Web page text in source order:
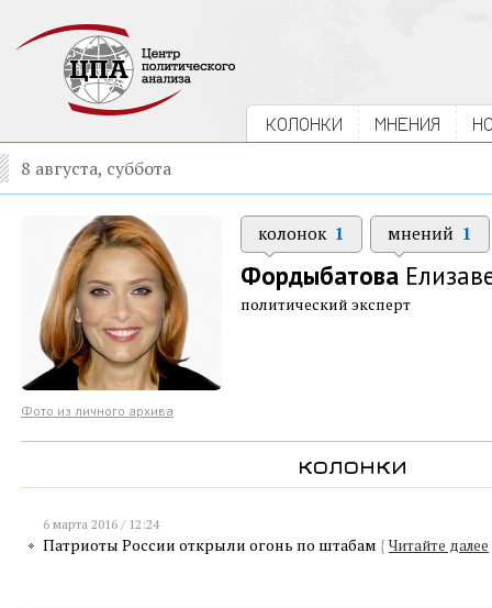
КОЛОНКИ МНЕНИЯ
8 августа, суббота
колонок 1 мнений 1
Фордыбатова
политический эксперт
Фото из личного архива
колонки
6 марта 2016 / 12:24
Патриоты России открыли огонь по штабам { Читайте далее